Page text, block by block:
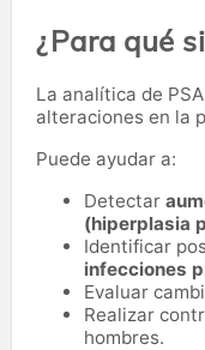
¿Para qué
La analítica de
alteraciones en la
Puede ayudar a:
Detectar
(hiperplasia
Identificar
infecciones
Evaluar
Realizar
hombres.